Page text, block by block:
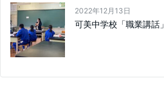
2022年12月13日
可美中学校「職業講話」